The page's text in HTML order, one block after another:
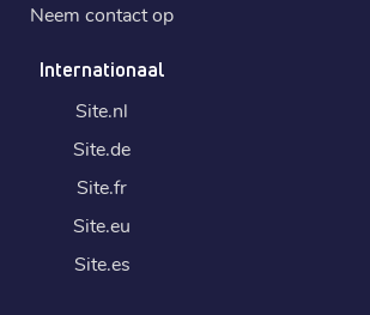
Neem contact op
Internationaal
Site.nl
Site.de
Site.fr
Site.eu
Site.es